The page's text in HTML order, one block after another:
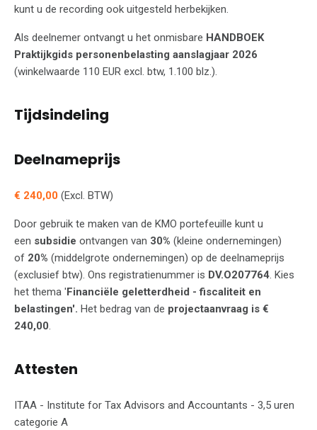
kunt u de recording ook uitgesteld herbekijken.
Als deelnemer ontvangt u het onmisbare HANDBOEK
Praktijkgids personenbelasting aanslagjaar 2026
(winkelwaarde 110 EUR excl. btw, 1.100 blz.).
Tijdsindeling
Deelnameprijs
€ 240,00 (Excl. BTW)
Door gebruik te maken van de KMO portefeuille kunt u
een subsidie ontvangen van 30% (kleine ondernemingen)
of 20% (middelgrote ondernemingen) op de deelnameprijs
(exclusief btw). Ons registratienummer is DV.O207764 . Kies
het thema 'Financiële geletterdheid - fiscaliteit en
belastingen'. Het bedrag van de projectaanvraag is €
240,00
Attesten
ITAA - Institute for Tax Advisors and Accountants - 3,5 uren
categorie A